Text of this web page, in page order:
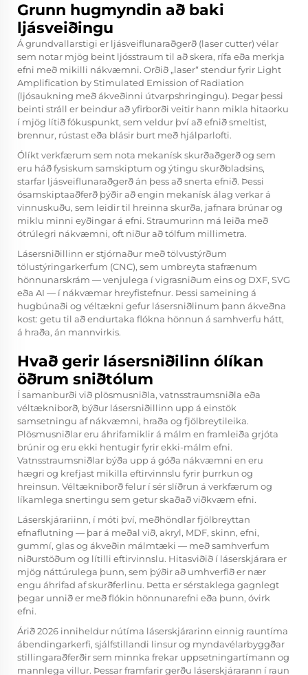
Grunn hugmyndin að baki
ljásveiðingu
Á grundvallarstigi er ljásveiflunaraðgerð (laser cutter) vélar
sem notar mjög beint ljósstraum til að skera, rífa eða merkja
efni með mikilli nákvæmni. Orðið „laser“ stendur fyrir Light
Amplification by Stimulated Emission of Radiation
(ljósaukning með ákveðinni útvarpshringingu). Þegar þessi
beinti stráll er beindur að yfirborði veitir hann mikla hitaorku
í mjög lítið fókuspunkt, sem veldur því að efnið smeltist,
brennur, rústast eða blásir burt með hjálparlofti.
Ólíkt verkfærum sem nota mekanísk skurðaðgerð og sem
eru háð fysiskum samskiptum og ýtingu skurðbladsins,
starfar ljásveiflunaraðgerð án þess að snerta efnið. Þessi
ósamskiptaaðferð þýðir að engin mekanísk álag verkar á
vinnuskuðu, sem leidir til hreinna skurða, jafnara brúnar og
miklu minni eyðingar á efni. Straumurinn má leiða með
ótrúlegri nákvæmni, oft niður að tólfum millimetra.
Lásersniðillinn er stjórnaður með tölvustýrðum
tölustýringarkerfum (CNC), sem umbreyta stafrænum
hönnunarskrám — venjulega í vigrasniðum eins og DXF, SVG
eða AI — í nákvæmar hreyfistefnur. Þessi sameining á
hugbúnaði og véltækni gefur lásersniðlinum þann ákveðna
kost: getu til að endurtaka flókna hönnun á samhverfu hátt,
á hraða, án mannvirkis.
Hvað gerir lásersniðilinn ólíkan
öðrum sniðtólum
Í samanburði við plösmusniðla, vatnsstraumsniðla eða
véltækniborð, býður lásersniðillinn upp á einstök
samsetningu af nákvæmni, hraða og fjölbreytileika.
Plösmusniðlar eru áhrifamiklir á málm en framleiða grjóta
brúnir og eru ekki hentugir fyrir ekki-málm efni.
Vatnsstraumsniðlar býða upp á góða nákvæmni en eru
hægri og krefjast mikilla eftirvinnslu fyrir þurrkun og
hreinsun. Véltækniborð felur í sér slíðrun á verkfærum og
líkamlega snertingu sem getur skaðað viðkvæm efni.
Láserskjárariinn, í móti því, meðhöndlar fjölbreyttan
efnaflutning — þar á meðal við, akryl, MDF, skinn, efni,
gummí, glas og ákveðin málmtæki — með samhverfum
niðurstöðum og lítilli eftirvinnslu. Hitasviðið í láserskjárara er
mjög náttúrulega þunn, sem þýðir að umhverfið er nær
engu áhrifad af skurðferlinu. Þetta er sérstaklega gagnlegt
þegar unnið er með flókin hönnunarefni eða þunn, óvirk
efni.
Árið 2026 inniheldur nútíma láserskjárarinn einnig rauntíma
ábendingarkerfi, sjálfstillandi linsur og myndavélarbyggðar
stillingaraðferðir sem minnka frekar uppsetningartímann og
mannlega villur. Þessar framfarir gerðu láserskjárarann í raun